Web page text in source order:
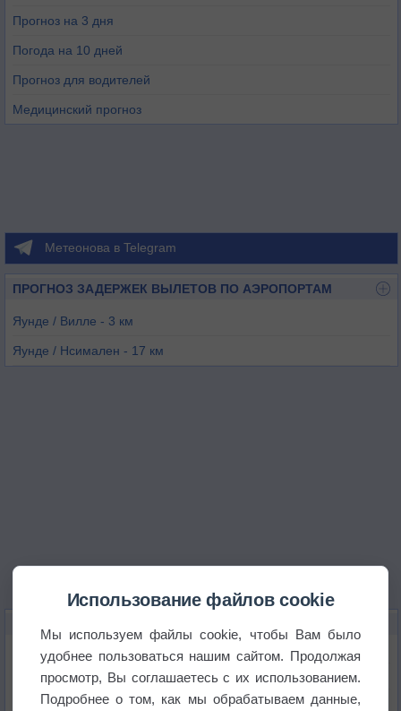
Прогноз на 3 дня
Погода на 10 дней
Прогноз для водителей
Медицинский прогноз
Метеонова в Telegram
ПРОГНОЗ ЗАДЕРЖЕК ВЫЛЕТОВ ПО АЭРОПОРТАМ
Яунде / Вилле - 3 км
Яунде / Нсимален - 17 км
Температура
Давление
Осадки
Использование файлов cookie
Мы используем файлы cookie, чтобы Вам было
удобнее пользоваться нашим сайтом. Продолжая
просмотр, Вы соглашаетесь с их использованием.
Подробнее о том, как мы обрабатываем данные,